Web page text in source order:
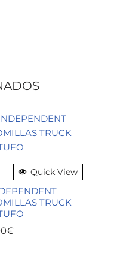
Quick View
TRUCK
€